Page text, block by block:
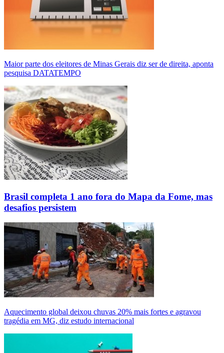
Maior parte dos eleitores de Minas Gerais diz ser de direita, aponta
pesquisa DATATEMPO
Brasil completa 1 ano fora do Mapa da Fome, mas
desafios persistem
Aquecimento global deixou chuvas 20% mais fortes e agravou
tragédia em MG, diz estudo internacional